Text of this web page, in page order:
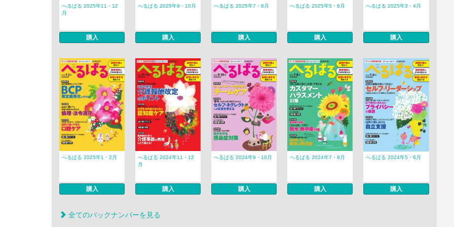
へるぱる 2025年11・12
月
購入
へるぱる 2025年9・10月
購入
へるぱる 2025年7・8月
購入
へるぱる 2025年5・6月
購入
へるぱる 2025年3・4月
購入
へるぱる 2025年1・2月
購入
へるぱる 2024年11・12
月
購入
へるぱる 2024年9・10月
購入
へるぱる 2024年7・8月
購入
へるぱる 2024年5・6月
購入
全てのバックナンバーを見る